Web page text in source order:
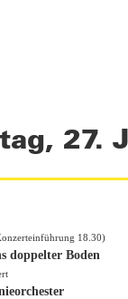
27.
18.30)
doppelter Boden